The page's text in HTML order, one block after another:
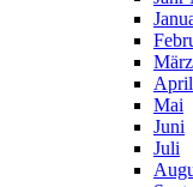
März
April
Mai
Juni
Juli